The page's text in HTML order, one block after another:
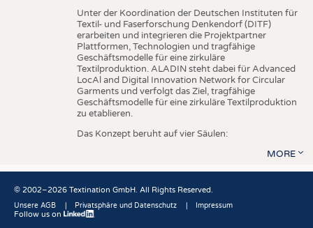
Unter der Koordination der Deutschen Instituten für
Textil- und Faserforschung Denkendorf (DITF)
erarbeiten und integrieren die Projektpartner
Plattformen, Technologien und tragfähige
Geschäftsmodelle für eine zirkuläre
Textilproduktion. ALADIN steht dabei für Advanced
LocAl and Digital Innovation Network for Circular
Garments und verfolgt das Ziel, tragfähige
Geschäftsmodelle für eine zirkuläre Textilproduktion
zu etablieren.
Das Konzept beruht auf vier Säulen:
MORE
© 2002–2026 Textination GmbH. All Rights Reserved.
Fußbereich
Unsere AGB Privatsphäre und Datenschutz Impressum
Follow us on